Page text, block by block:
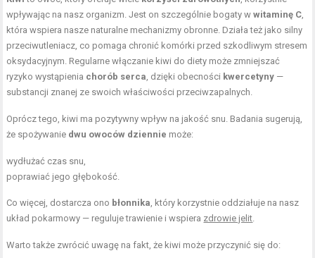
wpływając na nasz organizm. Jest on szczególnie bogaty wwitaminę C
która wspiera nasze naturalne mechanizmy obronne. Działa też jako silny
przeciwutleniacz, co pomaga chronić komórki przed szkodliwym stresem
oksydacyjnym. Regularne włączanie kiwi do diety może zmniejszać
ryzyko wystąpienia chorób serca , dzięki obecności kwercetyny —
substancji znanej ze swoich właściwości przeciwzapalnych.
Oprócz tego, kiwi ma pozytywny wpływ na jakość snu. Badania sugerują,
że spożywanie dwu owoców dziennie może:
wydłużać czas snu,
poprawiać jego głębokość.
Co więcej, dostarcza ono błonnika , który korzystnie oddziałuje na nasz
układ pokarmowy — reguluje trawienie i wspiera zdrowie jelit
Warto także zwrócić uwagę na fakt, że kiwi może przyczynić się do: